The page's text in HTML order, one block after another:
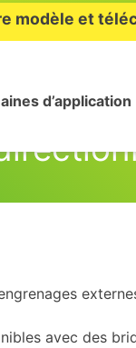
modèle et
d’application
avec des